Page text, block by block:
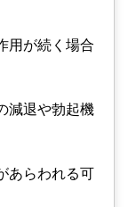
用が続く場合
減退や勃起機
あらわれる可